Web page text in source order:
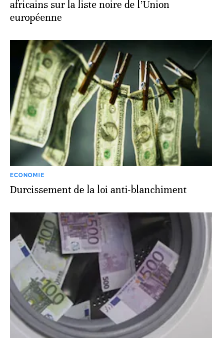
africains sur la liste noire de l’Union
européenne
ECONOMIE
Durcissement de la loi anti-blanchiment